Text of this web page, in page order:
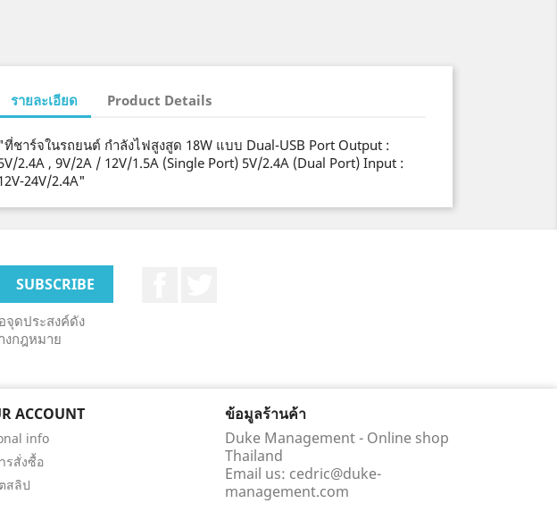
รายละเอียด Product Details
ที่ชาร์จในรถยนต์ กำลังไฟสูงสูด 18W แบบ Dual-USB Port Output :
2.4A , 9V/2A / 12V/1.5A (Single Port) 5V/2.4A (Dual Port) Input :
24V/2.4A"
จุดประสงค์ดัง
งกฎหมาย
ACCOUNT
info
รสั่งซื้อ
สลิป
ข้อมูลร้านค้า
Duke Management - Online shop
Thailand
Email us: cedric@duke-
management.com